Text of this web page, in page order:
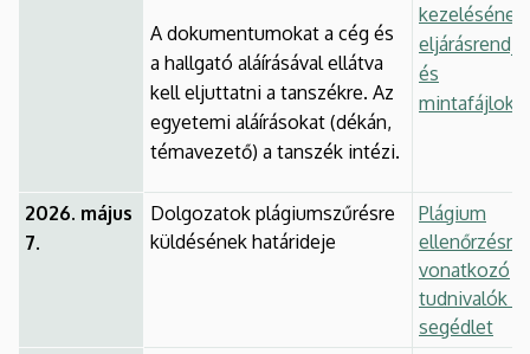
A dokumentumokat a cég és
a hallgató aláírásával ellátva
kell eljuttatni a tanszékre. Az
egyetemi aláírásokat (dékán,
témavezető) a tanszék intézi.
kezelésének
eljárásrendje
és
mintafájlok
2026. május
7.
Dolgozatok plágiumszűrésre
küldésének határideje
Plágium
ellenőrzésre
vonatkozó
tudnivalók
segédlet